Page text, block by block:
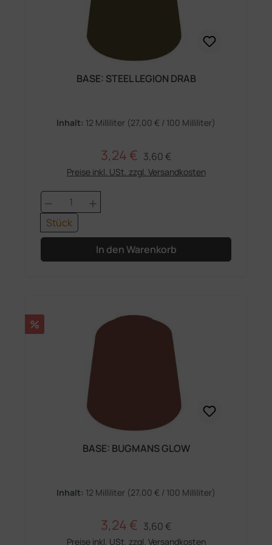
BASE: STEEL LEGION DRAB
Inhalt: 12 Milliliter (27,00 € / 100 Milliliter)
Verkaufspreis:
3,24 € Regulärer Preis:
3,60 €
Preise inkl. USt. zzgl. Versandkosten
Produkt Anzahl: Gib den
Stück
In den Warenkorb
Rabatt
%
BASE: BUGMANS GLOW
Inhalt: 12 Milliliter (27,00 € / 100 Milliliter)
Verkaufspreis:
3,24 € Regulärer Preis:
3,60 €
Preise inkl. USt. zzgl. Versandkosten